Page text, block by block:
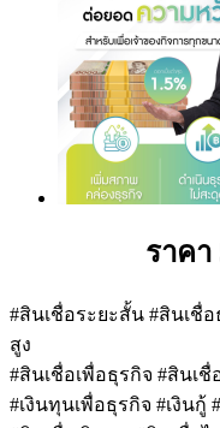
ราคา
#สินเชื่อระยะสั้น #สินเชื่อ
สูง
#สินเชื่อเพื่อธุรกิจ #สินเชื่
#เงินทุนเพื่อธุรกิจ #เงินกู้